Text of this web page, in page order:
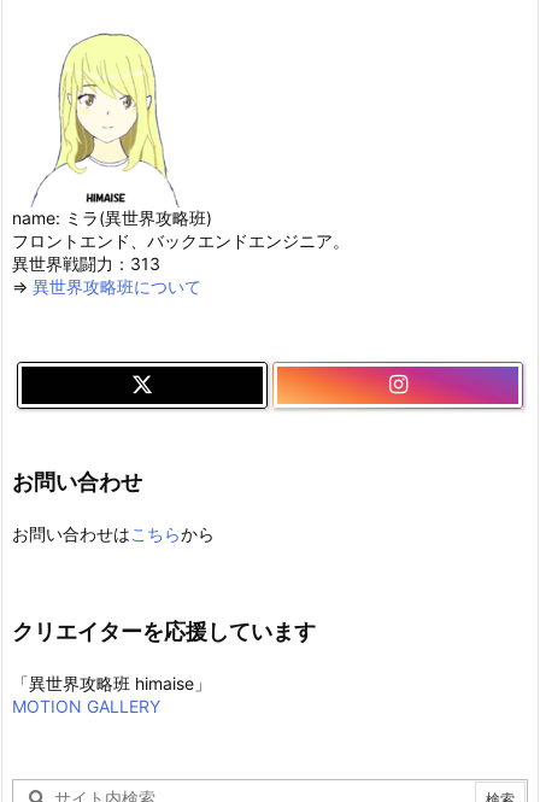
name: ミラ(異世界攻略班)
フロントエンド、バックエンドエンジニア。
異世界戦闘力：313
⇒ 異世界攻略班について
お問い合わせ
お問い合わせはこちらから
クリエイターを応援しています
「異世界攻略班 himaise」
MOTION GALLERY